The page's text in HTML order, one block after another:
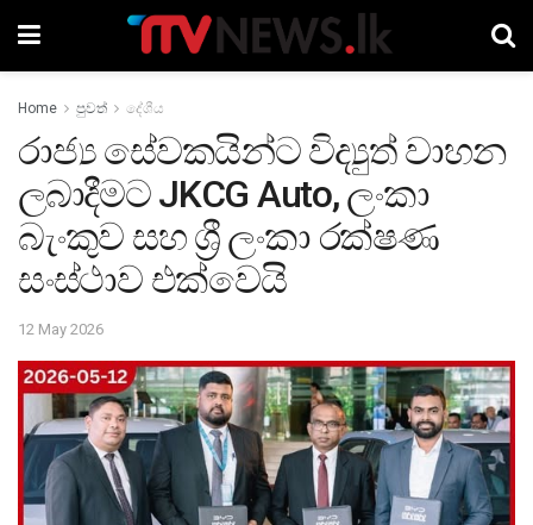
Home පුවත් දේශීය
රාජ්‍ය සේවකයින්ට විද්‍යුත් වාහන
ලබාදීමට JKCG Auto, ලංකා
බැංකුව සහ ශ්‍රී ලංකා රක්ෂණ
සංස්ථාව එක්වෙයි
12 May 2026